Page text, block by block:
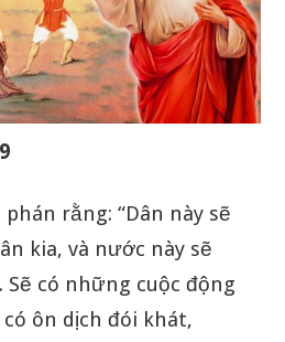
phán rằng: “Dân này sẽ
kia, và nước này sẽ
có những cuộc động
ôn dịch đói khát,